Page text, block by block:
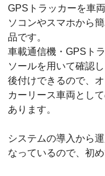
GPSトラッカーを車
ソコンやスマホから
品です。
車載通信機・GPSト
ソールを用いて確認
後付けできるので、
カーリース車両とし
あります。
システムの導入から
なっているので、初